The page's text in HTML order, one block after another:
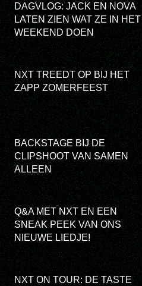
DAGVLOG: JACK EN NOVA
LATEN ZIEN WAT ZE IN HET
WEEKEND DOEN
NXT TREEDT OP BIJ HET
ZAPP ZOMERFEEST
BACKSTAGE BIJ DE
CLIPSHOOT VAN SAMEN
ALLEEN
Q&A MET NXT EN EEN
SNEAK PEEK VAN ONS
NIEUWE LIEDJE!
NXT ON TOUR: DE TASTE